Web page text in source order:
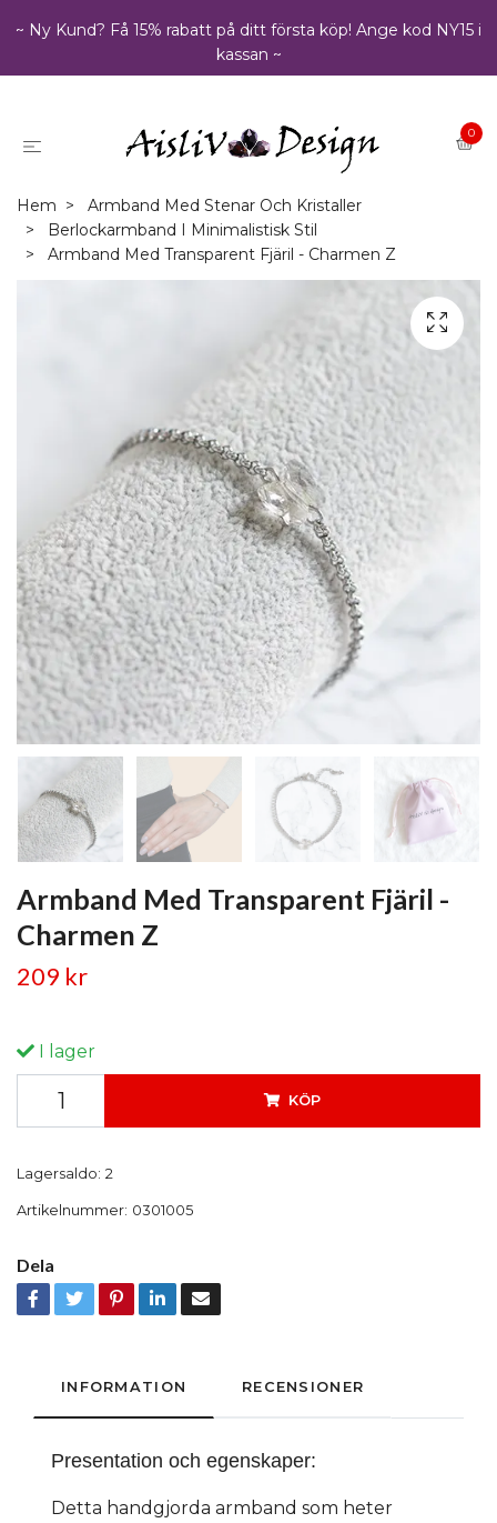
~ Ny Kund? Få 15% rabatt på ditt första köp! Ange kod NY15 i
kassan ~
0
Hem
Armband Med Stenar Och Kristaller
Berlockarmband I Minimalistisk Stil
Armband Med Transparent Fjäril - Charmen Z
Armband Med Transparent Fjäril -
Charmen Z
209 kr
I lager
KÖP
Lagersaldo: 2
Artikelnummer: 0301005
Dela
INFORMATION RECENSIONER
Presentation och egenskaper:
Detta handgjorda armband som heter